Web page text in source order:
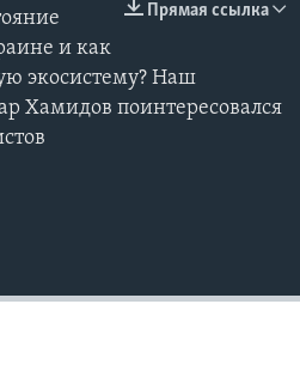
Прямая ссылка
и как
экосистему? Наш
Хамидов поинтересовался